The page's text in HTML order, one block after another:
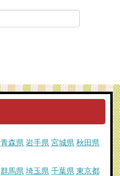
青森県 岩手県 宮城県 秋田県
群馬県 埼玉県 千葉県 東京都